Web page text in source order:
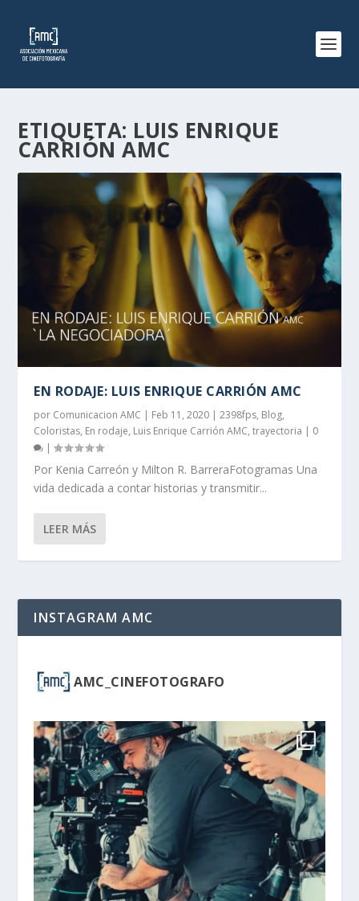
ETIQUETA: LUIS ENRIQUE
CARRIÓN AMC
EN RODAJE: LUIS ENRIQUE CARRIÓN AMC
por Comunicacion AMC | Feb 11, 2020 |2398fps, Blog,
Coloristas, En rodaje, Luis Enrique Carrión AMC,trayectoria | 0
|
Por Kenia Carreón y Milton R. BarreraFotogramas Una
vida dedicada a contar historias y transmitir...
LEER MÁS
INSTAGRAM AMC
AMC_CINEFOTOGRAFO